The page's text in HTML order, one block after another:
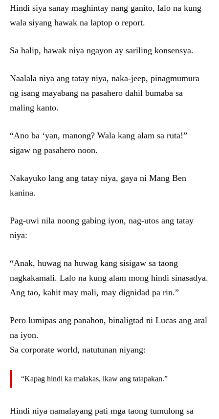
Hindi siya sanay maghintay nang ganito, lalo na kung
wala siyang hawak na laptop o report.
Sa halip, hawak niya ngayon ay sariling konsensya.
Naalala niya ang tatay niya, naka-jeep, pinagmumura
ng isang mayabang na pasahero dahil bumaba sa
maling kanto.
“Ano ba ‘yan, manong? Wala kang alam sa ruta!”
sigaw ng pasahero noon.
Nakayuko lang ang tatay niya, gaya ni Mang Ben
kanina.
Pag-uwi nila noong gabing iyon, nag-utos ang tatay
niya:
“Anak, huwag na huwag kang sisigaw sa taong
nagkakamali. Lalo na kung alam mong hindi sinasadya.
Ang tao, kahit may mali, may dignidad pa rin.”
Pero lumipas ang panahon, binaligtad ni Lucas ang aral
na iyon.
Sa corporate world, natutunan niyang:
“Kapag hindi ka malakas, ikaw ang tatapakan.”
Hindi niya namalayang pati mga taong tumulong sa